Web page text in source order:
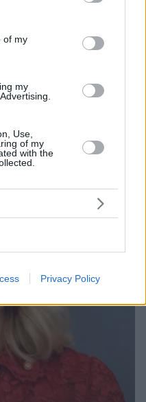
its third-party tags to
purposes in below Google
of my
my
Use,
of my
with the
Privacy Policy
της Νορβηγίας
βιασμούς